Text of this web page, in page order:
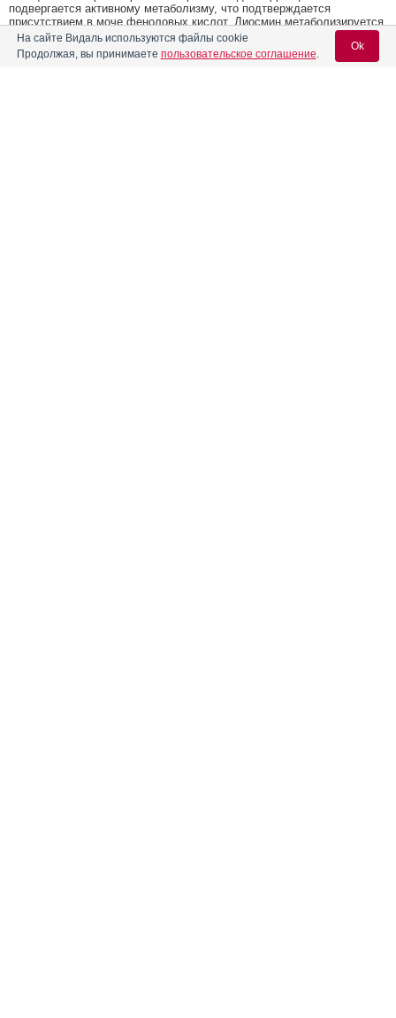
подвергается активному метаболизму, что подтверждается
присутствием в моче феноловых кислот. Диосмин метаболизируется
до агликона диосметина, который в дальнейшем превращается в
энтероцитах в циркулирующие производные глюкуроновой кислоты и
различные фенольные кислоты, включая гиппуриновую кислоту.
На сайте Видаль используются файлы cookie
Продолжая, вы принимаете пользовательское соглашение.
Ok